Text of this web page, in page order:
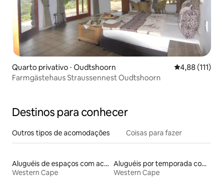
Quarto privativo ⋅ Oudtshoorn 4,88 de uma
4,88 (111)
Farmgästehaus Straussennest Oudtshoorn
Destinos para conhecer
Outros tipos de acomodações Coisas para fazer
Aluguéis de espaços com acesso direto a pistas de esqui
Western Cape
Aluguéis por temporada com banheira de hidromassagem
Western Cape